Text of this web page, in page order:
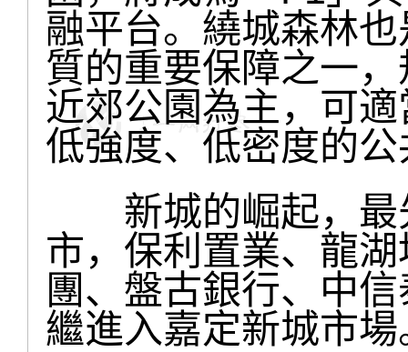
融平台。繞城森林
質的重要保障之一
近郊公園為主，可
低強度、低密度的
新城的崛起，最
市，保利置業、龍
團、盤古銀行、中
繼進入嘉定新城市場